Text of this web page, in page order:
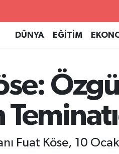
DÜNYA EĞİTİM
Fuat Köse, 10